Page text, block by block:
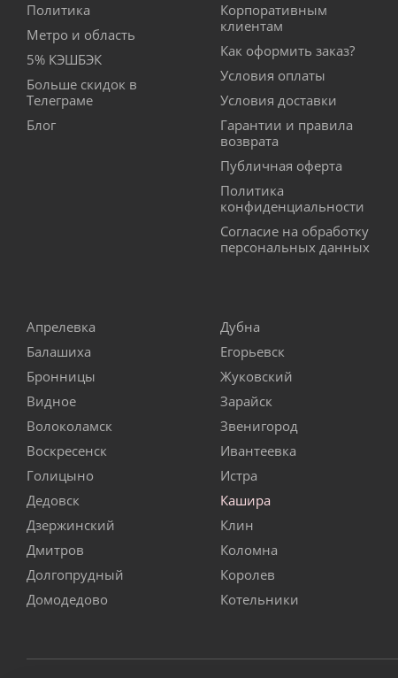
Политика
Метро и область
5% КЭШБЭК
Больше скидок в
Телеграме
Блог
Корпоративным
клиентам
Как оформить заказ?
Условия оплаты
Условия доставки
Гарантии и правила
возврата
Публичная оферта
Политика
конфиденциальности
Согласие на обработку
персональных данных
Апрелевка
Балашиха
Бронницы
Видное
Волоколамск
Воскресенск
Голицыно
Дедовск
Дзержинский
Дмитров
Долгопрудный
Домодедово
Дубна
Егорьевск
Жуковский
Зарайск
Звенигород
Ивантеевка
Истра
Кашира
Клин
Коломна
Королев
Котельники